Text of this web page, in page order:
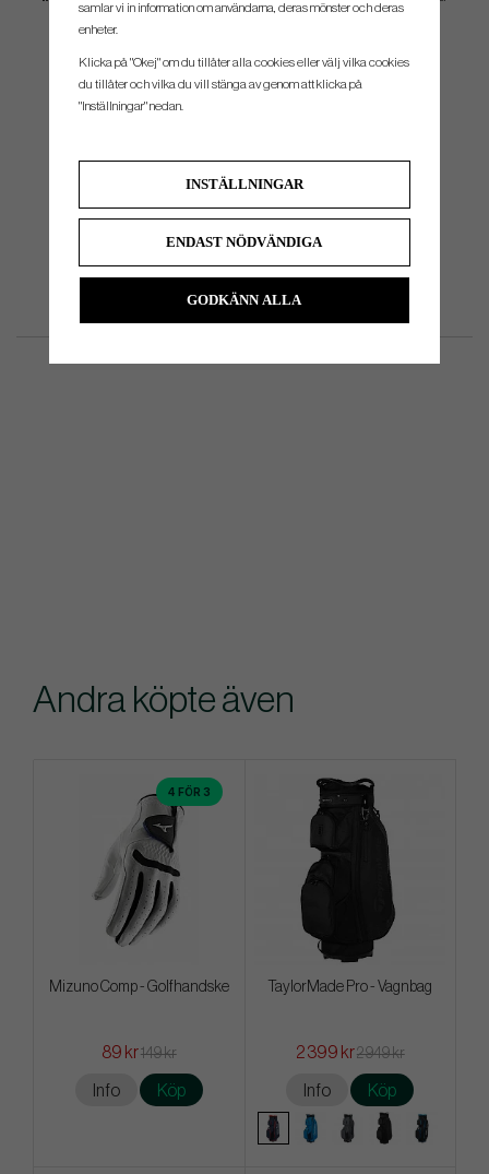
Andra köpte även
4 FÖR 3
Mizuno Comp - Golfhandske
89 kr149 kr
Info Köp
TaylorMade Pro - Vagnbag
2 399 kr2 949 kr
Info Köp
samlar vi in information om användarna, deras mönster och deras
enheter.
Klicka på "Okej" om du tillåter alla cookies eller välj vilka cookies
du tillåter och vilka du vill stänga av genom att klicka på
"Inställningar" nedan.
INSTÄLLNINGAR
ENDAST NÖDVÄNDIGA
GODKÄNN ALLA